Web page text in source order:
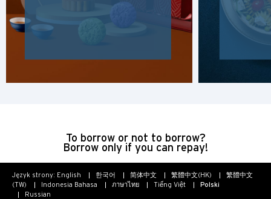
To borrow or not to borrow?
Borrow only if you can repay!
Język strony: English 한국어 简体中文 繁體中文(HK)
繁體中文
(TW)
Indonesia Bahasa ภาษาไทย Tiếng Việt
Polski
Russian
Koulun, Hong Kong
N